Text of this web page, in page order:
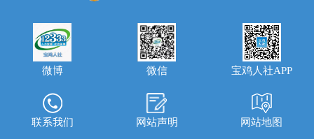
微博 微信 宝鸡人社APP
联系我们 网站声明 网站地图